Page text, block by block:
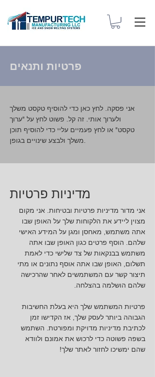
פרטיות ותנאים
אני פסקה. לחץ כאן כדי להוסיף טקסט משלך
ולערוך אותי. זה קל. פשוט לחץ על "ערוך
טקסט" או לחץ פעמיים עליי כדי להוסיף תוכן
משלך ולבצע שינויים בגופן.
מדיניות פרטיות
אני מדור מדיניות פרטיות ובטיחות. אני מקום
מצוין ליידע את הלקוחות שלך על האופן שבו
אתה משתמש, מאחסן ומגן על המידע האישי
שלהם. הוסף פרטים כגון האופן שבו אתה
משתמש בבנקאות של צד שלישי כדי לאמת
תשלום, האופן שבו אתה אוסף נתונים או מתי
תיצור קשר עם המשתמשים לאחר שהרכישה
שלהם הושלמה בהצלחה.
פרטיות המשתמש שלך היא בעלת החשיבות
הגבוהה ביותר לעסק שלך, אז הקדישו זמן
לכתיבת מדיניות מדויקת ומפורטת. השתמש
בשפה פשוטה כדי לרכוש את אמונם ולוודא
שהם ימשיכו לחזור לאתר שלך!